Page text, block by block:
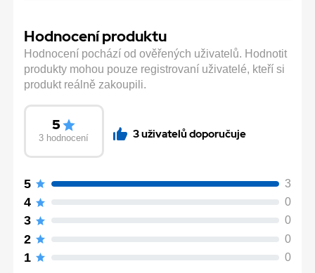
Hodnocení produktu
Hodnocení pochází od ověřených uživatelů. Hodnotit
produkty mohou pouze registrovaní uživatelé, kteří si
produkt reálně zakoupili.
5
3 hodnocení 3 uživatelů doporučuje
5 3
4 0
3 0
2 0
1 0